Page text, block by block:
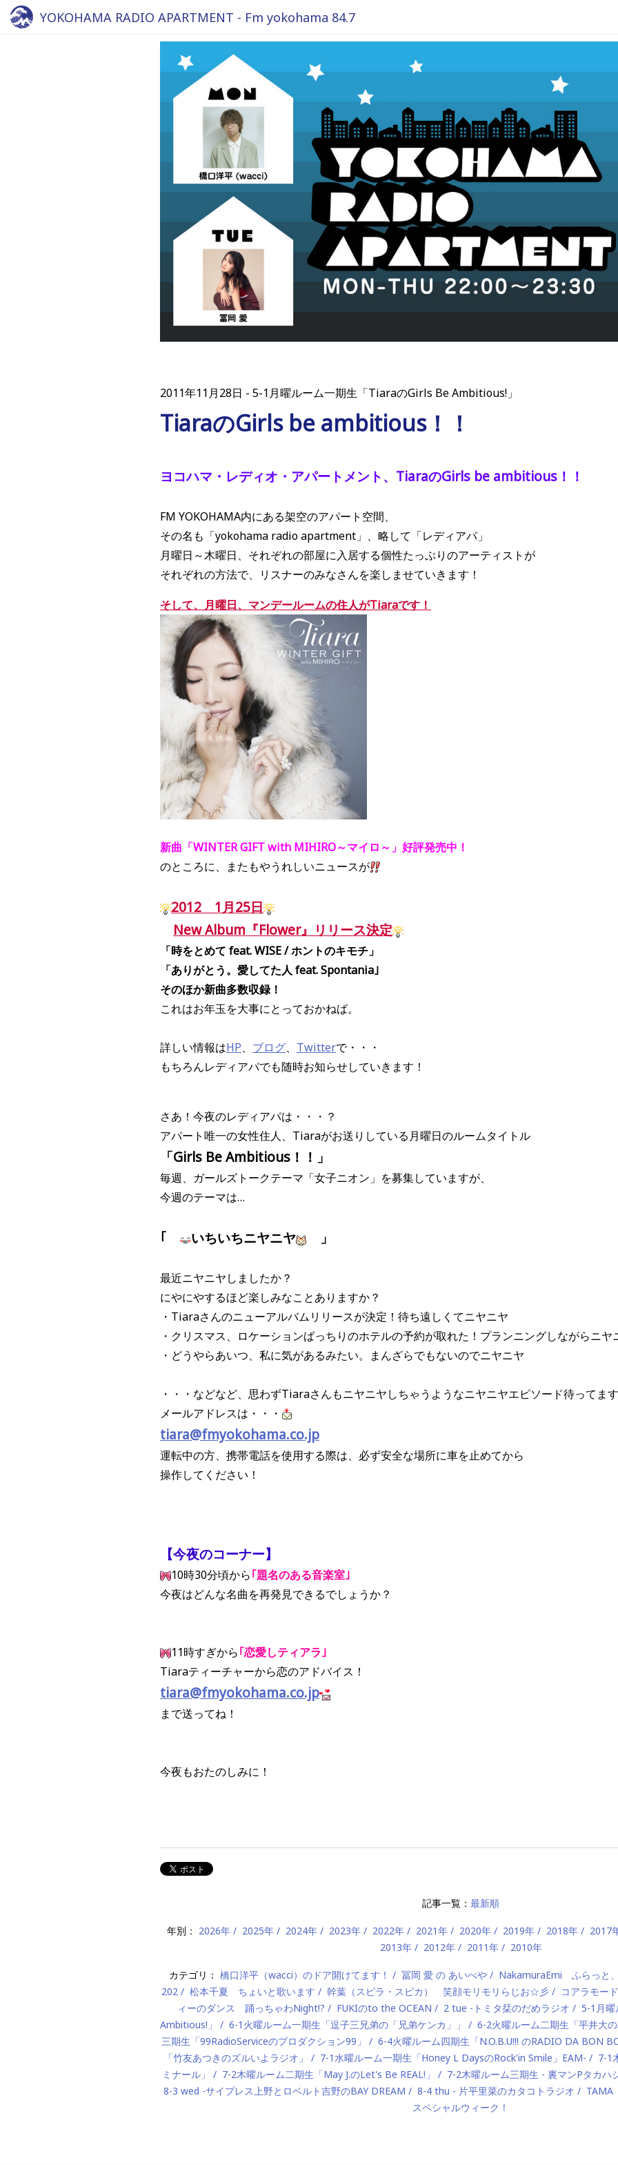
YOKOHAMA RADIO APARTMENT - Fm yokohama 84.7
2011年11月28日 5-1月曜ルーム一期生「TiaraのGirls Be Ambitious!」
TiaraのGirls be ambitious！！
ヨコハマ・レディオ・アパートメント、TiaraのGirls be ambitious！！
FM YOKOHAMA内にある架空のアパート空間、
その名も「yokohama radio apartment」、略して「レディアパ」
月曜日～木曜日、それぞれの部屋に入居する個性たっぷりのアーティストが
それぞれの方法で、リスナーのみなさんを楽しませていきます！
そして、月曜日、マンデールームの住人がTiaraです！
新曲「WINTER GIFT with MIHIRO～マイロ～」好評発売中！
のところに、またもやうれしいニュースが
2012 1月25日
New Album『Flower』リリース決定
「時をとめて feat. WISE / ホントのキモチ」
「ありがとう。愛してた人 feat. Spontania｣
そのほか新曲多数収録！
これはお年玉を大事にとっておかねば。
詳しい情報はHP、 ブログ、 Twitterで・・・
もちろんレディアパでも随時お知らせしていきます！
さあ！今夜のレディアパは・・・？
アパート唯一の女性住人、Tiaraがお送りしている月曜日のルームタイトル
「Girls Be Ambitious！！」
毎週、ガールズトークテーマ「女子ニオン」を募集していますが、
今週のテーマは…
｢ いちいちニヤニヤ 」
最近ニヤニヤしましたか？
にやにやするほど楽しみなことありますか？
・Tiaraさんのニューアルバムリリースが決定！待ち遠しくてニヤニヤ
・クリスマス、ロケーションばっちりのホテルの予約が取れた！プランニングしながらニヤ
・どうやらあいつ、私に気があるみたい。まんざらでもないのでニヤニヤ
・・・などなど、思わずTiaraさんもニヤニヤしちゃうようなニヤニヤエピソード待ってます
メールアドレスは・・・
tiara@fmyokohama.co.jp
運転中の方、携帯電話を使用する際は、必ず安全な場所に車を止めてから
操作してください！
【今夜のコーナー】
10時30分頃から｢題名のある音楽室｣
今夜はどんな名曲を再発見できるでしょうか？
11時すぎから｢恋愛しティアラ｣
Tiaraティーチャーから恋のアドバイス！
tiara@fmyokohama.co.jp
まで送ってね！
今夜もおたのしみに！
記事一覧： 最新順
年別： 2026年 2025年 2024年 2023年 2022年 2021年 2020年 2019年 2018年
2017
2013年
2012年 2011年 2010年
カテゴリ： 橋口洋平（wacci）のドア開けてます！ 冨岡 愛 の あいべや
NakamuraEmi ふらっと
202
松本千夏 ちょいと歌います 幹葉（スピラ・スピカ） 笑顔モリモリらじお☆彡
コアラモー
ィーのダンス 踊っちゃわNight!?
FUKIのto the OCEAN 2 tue -トミタ栞のだめラジオ
5-1月曜
Ambitious!」
6-1火曜ルーム一期生「逗子三兄弟の「兄弟ケンカ」」
6-2火曜ルーム二期生「平井大
三期生「99RadioServiceのプロダクション99」
6-4火曜ルーム四期生「N.O.B.U!!! のRADIO DA BON
「竹友あつきのズルいよラジオ」
7-1水曜ルーム一期生「Honey L DaysのRock'in Smile」EAM-
7-1
ミナール」
7-2木曜ルーム二期生「May J.のLet's Be REAL!」
7-2木曜ルーム三期生 - 裏マンPタカ
8-3 wed -サイプレス上野とロベルト吉野のBAY DREAM
8-4 thu - 片平里菜のカタコトラジオ
TAMA
スペシャルウィーク！